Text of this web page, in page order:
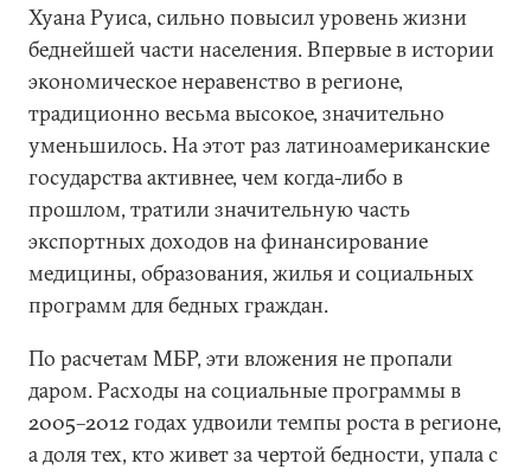
Хуана Руиса, сильно повысил уровень жизни
беднейшей части населения. Впервые в истории
экономическое неравенство в регионе,
традиционно весьма высокое, значительно
уменьшилось. На этот раз латиноамериканские
государства активнее, чем когда-либо в
прошлом, тратили значительную часть
экспортных доходов на финансирование
медицины, образования, жилья и социальных
программ для бедных граждан.
По расчетам МБР, эти вложения не пропали
даром. Расходы на социальные программы в
2005–2012 годах удвоили темпы роста в регионе,
а доля тех, кто живет за чертой бедности, упала с